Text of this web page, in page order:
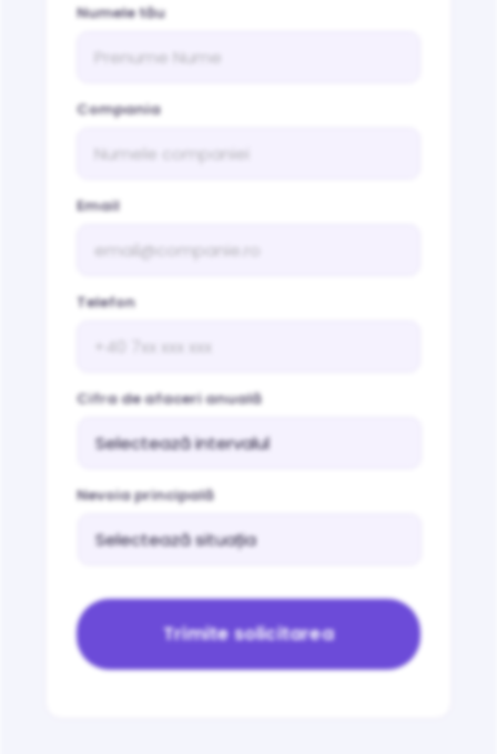
Numele tău
Compania
Email
Telefon
Cifra de afaceri anuală
Nevoia principală